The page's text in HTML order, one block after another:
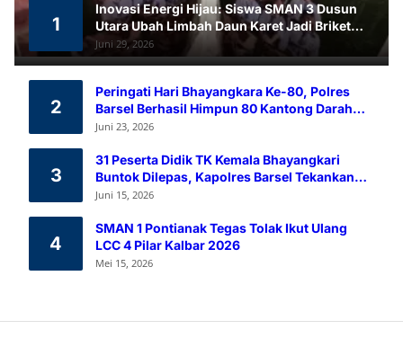
1
Inovasi Energi Hijau: Siswa SMAN 3 Dusun
Utara Ubah Limbah Daun Karet Jadi Briket
Ramah Lingkungan
Juni 29, 2026
2
Peringati Hari Bhayangkara Ke-80, Polres
Barsel Berhasil Himpun 80 Kantong Darah
Melalui Aksi Donor Darah
Juni 23, 2026
3
31 Peserta Didik TK Kemala Bhayangkari
Buntok Dilepas, Kapolres Barsel Tekankan
Pendidikan Karakter
Juni 15, 2026
4
SMAN 1 Pontianak Tegas Tolak Ikut Ulang
LCC 4 Pilar Kalbar 2026
Mei 15, 2026